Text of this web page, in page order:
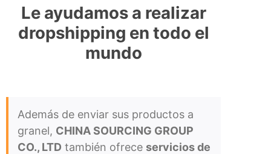
Le ayudamos a realizar
dropshipping en todo el
mundo
Además de enviar sus productos a
granel, CHINA SOURCING GROUP
CO., LTD también ofrece servicios de